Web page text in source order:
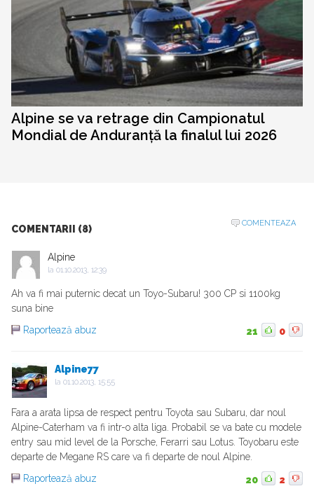
Alpine se va retrage din Campionatul
Mondial de Anduranță la finalul lui 2026
COMENTARII (8)
COMENTEAZA
Alpine
la 01.10.2013, 12:39
Ah va fi mai puternic decat un Toyo-Subaru! 300 CP si 1100kg
suna bine
Raportează abuz
21 0
Alpine77
la 01.10.2013, 15:55
Fara a arata lipsa de respect pentru Toyota sau Subaru, dar noul
Alpine-Caterham va fi intr-o alta liga. Probabil se va bate cu modele
entry sau mid level de la Porsche, Ferarri sau Lotus. Toyobaru este
departe de Megane RS care va fi departe de noul Alpine.
Raportează abuz
20 2